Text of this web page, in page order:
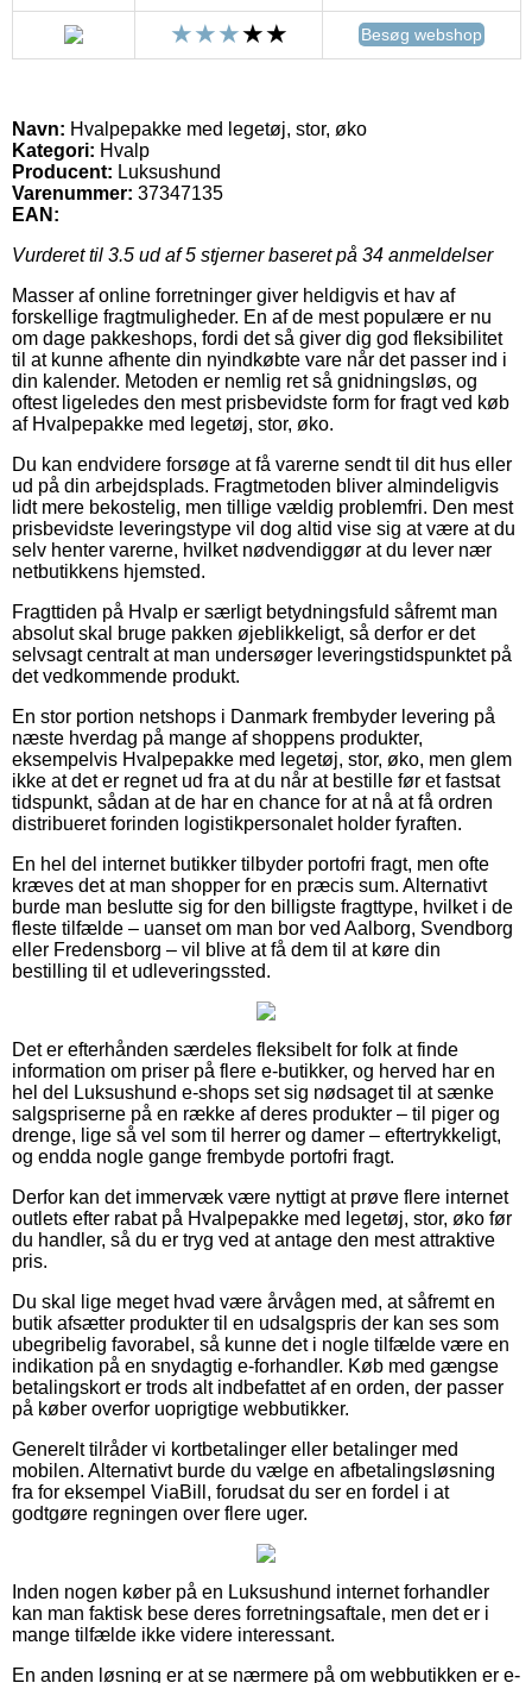
Besøg webshop
Navn: Hvalpepakke med legetøj, stor, øko
Kategori: Hvalp
Producent: Luksushund
Varenummer: 37347135
EAN:
Vurderet til 3.5 ud af 5 stjerner baseret på 34 anmeldelser
Masser af online forretninger giver heldigvis et hav af
forskellige fragtmuligheder. En af de mest populære er nu
om dage pakkeshops, fordi det så giver dig god fleksibilitet
til at kunne afhente din nyindkøbte vare når det passer ind i
din kalender. Metoden er nemlig ret så gnidningsløs, og
oftest ligeledes den mest prisbevidste form for fragt ved køb
af Hvalpepakke med legetøj, stor, øko.
Du kan endvidere forsøge at få varerne sendt til dit hus eller
ud på din arbejdsplads. Fragtmetoden bliver almindeligvis
lidt mere bekostelig, men tillige vældig problemfri. Den mest
prisbevidste leveringstype vil dog altid vise sig at være at du
selv henter varerne, hvilket nødvendiggør at du lever nær
netbutikkens hjemsted.
Fragttiden på Hvalp er særligt betydningsfuld såfremt man
absolut skal bruge pakken øjeblikkeligt, så derfor er det
selvsagt centralt at man undersøger leveringstidspunktet på
det vedkommende produkt.
En stor portion netshops i Danmark frembyder levering på
næste hverdag på mange af shoppens produkter,
eksempelvis Hvalpepakke med legetøj, stor, øko, men glem
ikke at det er regnet ud fra at du når at bestille før et fastsat
tidspunkt, sådan at de har en chance for at nå at få ordren
distribueret forinden logistikpersonalet holder fyraften.
En hel del internet butikker tilbyder portofri fragt, men ofte
kræves det at man shopper for en præcis sum. Alternativt
burde man beslutte sig for den billigste fragttype, hvilket i de
fleste tilfælde – uanset om man bor ved Aalborg, Svendborg
eller Fredensborg – vil blive at få dem til at køre din
bestilling til et udleveringssted.
Det er efterhånden særdeles fleksibelt for folk at finde
information om priser på flere e-butikker, og herved har en
hel del Luksushund e-shops set sig nødsaget til at sænke
salgspriserne på en række af deres produkter – til piger og
drenge, lige så vel som til herrer og damer – eftertrykkeligt,
og endda nogle gange frembyde portofri fragt.
Derfor kan det immervæk være nyttigt at prøve flere internet
outlets efter rabat på Hvalpepakke med legetøj, stor, øko før
du handler, så du er tryg ved at antage den mest attraktive
pris.
Du skal lige meget hvad være årvågen med, at såfremt en
butik afsætter produkter til en udsalgspris der kan ses som
ubegribelig favorabel, så kunne det i nogle tilfælde være en
indikation på en snydagtig e-forhandler. Køb med gængse
betalingskort er trods alt indbefattet af en orden, der passer
på køber overfor uoprigtige webbutikker.
Generelt tilråder vi kortbetalinger eller betalinger med
mobilen. Alternativt burde du vælge en afbetalingsløsning
fra for eksempel ViaBill, forudsat du ser en fordel i at
godtgøre regningen over flere uger.
Inden nogen køber på en Luksushund internet forhandler
kan man faktisk bese deres forretningsaftale, men det er i
mange tilfælde ikke videre interessant.
En anden løsning er at se nærmere på om webbutikken er e-